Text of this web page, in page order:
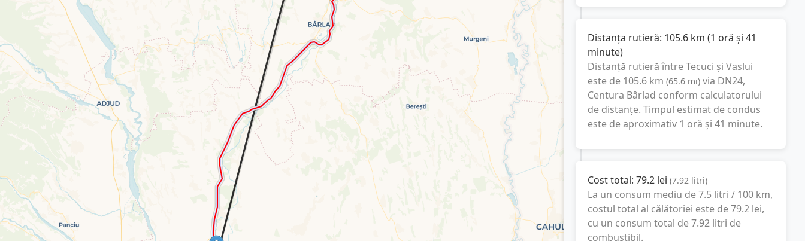
Distanța rutieră: 105.6 km (1 oră și 41
minute)
Distanță rutieră întreTecuci și Vaslui
este de 105.6 km (65.6 mi) via DN24,
Centura Bârlad conform calculatorului
de distanțe. Timpul estimat de condus
este de aproximativ 1 oră și 41 minute.
Cost total: 79.2 lei (7.92 litri)
La un consum mediu de7.5 litri / 100 km,
costul total al călătoriei este de79.2 lei,
cu un consum total de7.92 litri de
combustibil.